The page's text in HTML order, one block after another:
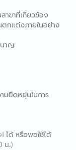
ขาที่เกี่ยวข้อง
กแต่งภายในอย่าง
นาญ
มยืดหยุ่นในการ
ได้ หรือพอใช้ได้
น.)